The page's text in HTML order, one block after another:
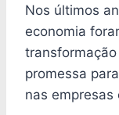
Nos últimos
economia
promessa
nas